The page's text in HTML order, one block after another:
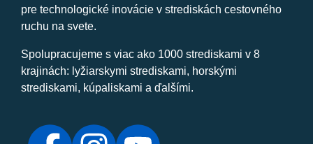
pre technologické inovácie v strediskách cestovného
ruchu na svete.
Spolupracujeme s viac ako 1000 strediskami v 8
krajinách: lyžiarskymi strediskami, horskými
strediskami, kúpaliskami a ďalšími.